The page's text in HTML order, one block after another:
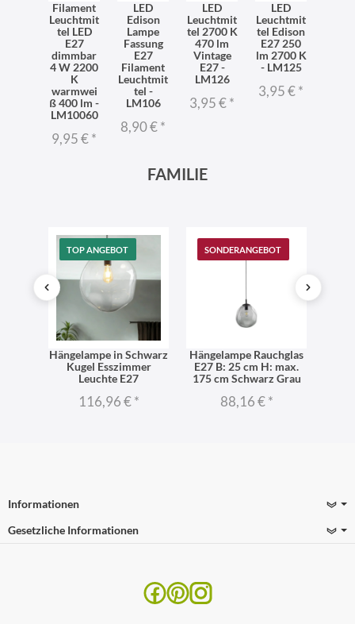
Filament
Leuchtmit
tel LED
E27
dimmbar
4 W 2200
K
warmwei
ß 400 lm -
LM10060
9,95 €*
LED
Edison
Lampe
Fassung
E27
Filament
Leuchtmit
tel -
LM106
8,90 €*
LED
Leuchtmit
tel 2700 K
470 lm
Vintage
E27 -
LM126
3,95 €*
LED
Leuchtmit
tel Edison
E27 250
lm 2700 K
- LM125
3,95 €*
FAMILIE
TOP ANGEBOT
Hängelampe in Schwarz
Kugel Esszimmer
Leuchte E27
116,96 €*
SONDERANGEBOT
Hängelampe Rauchglas
E27 B: 25 cm H: max.
175 cm Schwarz Grau
88,16 €*
Informationen
Gesetzliche Informationen